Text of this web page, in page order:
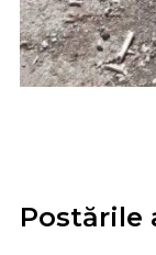
Postările